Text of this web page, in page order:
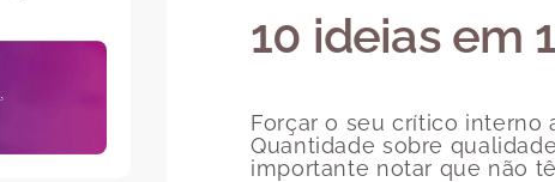
10 ideias em
Forçar o seu crítico interno
Quantidade sobre
importante notar que não